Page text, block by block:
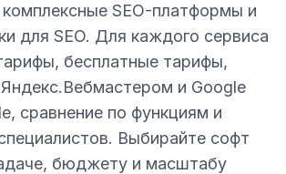
комплексные SEO-платформы и
для SEO. Для каждого сервиса
бесплатные тарифы,
Яндекс.Вебмастером и Google
сравнение по функциям и
Выбирайте софт
бюджету и масштабу